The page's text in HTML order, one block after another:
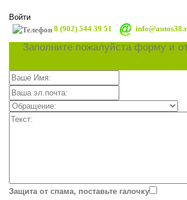
Войти
8 (902) 544 39 51
Заполните пожалуйста форму и
Защита от спама, поставьте галочку